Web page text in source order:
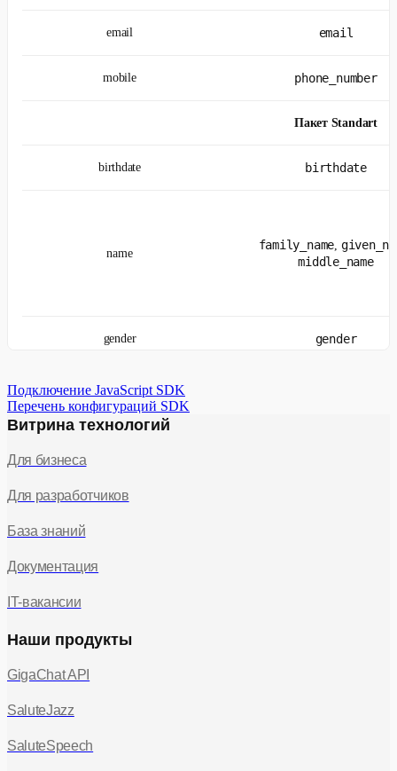
email email
mobile phone_number
Пакет Standart
birthdate birthdate
name
family_name,
middle_name
gender gender
Подключение JavaScript SDK
Перечень конфигураций SDK
Витрина технологий
Для бизнеса
Для разработчиков
База знаний
Документация
IT-вакансии
Наши продукты
GigaChat API
SaluteJazz
SaluteSpeech